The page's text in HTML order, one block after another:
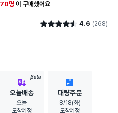
70명 이 구매했어요
구매했어요별점 4.6점 4.6 (268)
BETA
오늘배송
오늘
도착예정
대량주문
8/18(화)
도착예정